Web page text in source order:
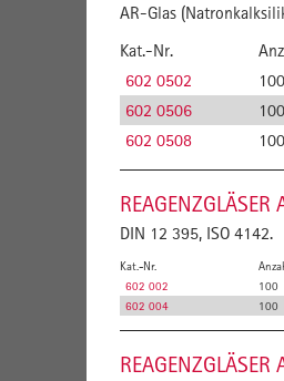
AR-Glas
Kat.-Nr.
602 0502
100
602 0506
100
602 0508
100
DIN 12 395, ISO 4142.
Kat.-Nr.
602 002
100
602 004
100
REAGENZGLÄSER